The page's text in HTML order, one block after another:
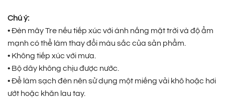
Chú ý:
• Đèn mây Tre nếu tiếp xúc với ánh nắng mặt trời và độ ẩm
mạnh có thể làm thay đổi màu sắc của sản phẩm.
• Không tiếp xúc với mưa.
• Bộ dây không chịu được nước.
• Để làm sạch đèn nên sử dụng một miếng vải khô hoặc hơi
ướt hoặc khăn lau tay.